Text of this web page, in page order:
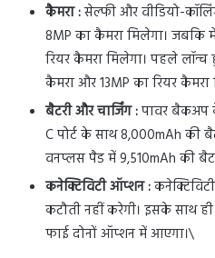
कैमरा :सेल्फी और वीडियो-
8MP का कैमरा मिलेगा। जबकि
रियर कैमरा मिलेगा। पहले
कैमरा और 13MP का रियर कैमरा
बैटरी और चार्जिंग :पावर बैकअप
C पोर्ट के साथ 8,000mAh की
वनप्लस पैड में 9,510mAh की
कनेक्टिविटी ऑप्शन :
कटौती नहीं करेगी। इसके साथ
फाई दोनों ऑप्शन में आएगा।\